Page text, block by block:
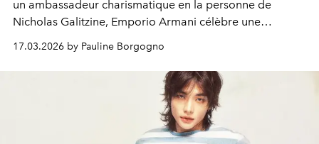
un ambassadeur charismatique en la personne de
Nicholas Galitzine, Emporio Armani célèbre une
masculinité à la fois intense, libre et sensuelle.
17.03.2026 by Pauline Borgogno